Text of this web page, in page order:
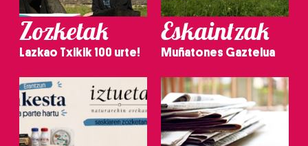
Zozketak
Lazkao Txikik 100 urte!
Eskaintzak
Muñatones Gaztelua